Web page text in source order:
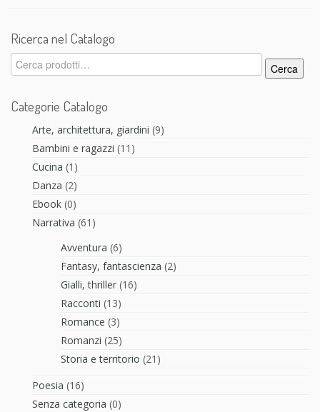
Ricerca nel Catalogo
Cerca:
Cerca
Categorie Catalogo
Arte, architettura, giardini (9)
Bambini e ragazzi (11)
Cucina (1)
Danza (2)
Ebook (0)
Narrativa (61)
Avventura (6)
Fantasy, fantascienza (2)
Gialli, thriller (16)
Racconti (13)
Romance (3)
Romanzi (25)
Storia e territorio (21)
Poesia (16)
Senza categoria (0)